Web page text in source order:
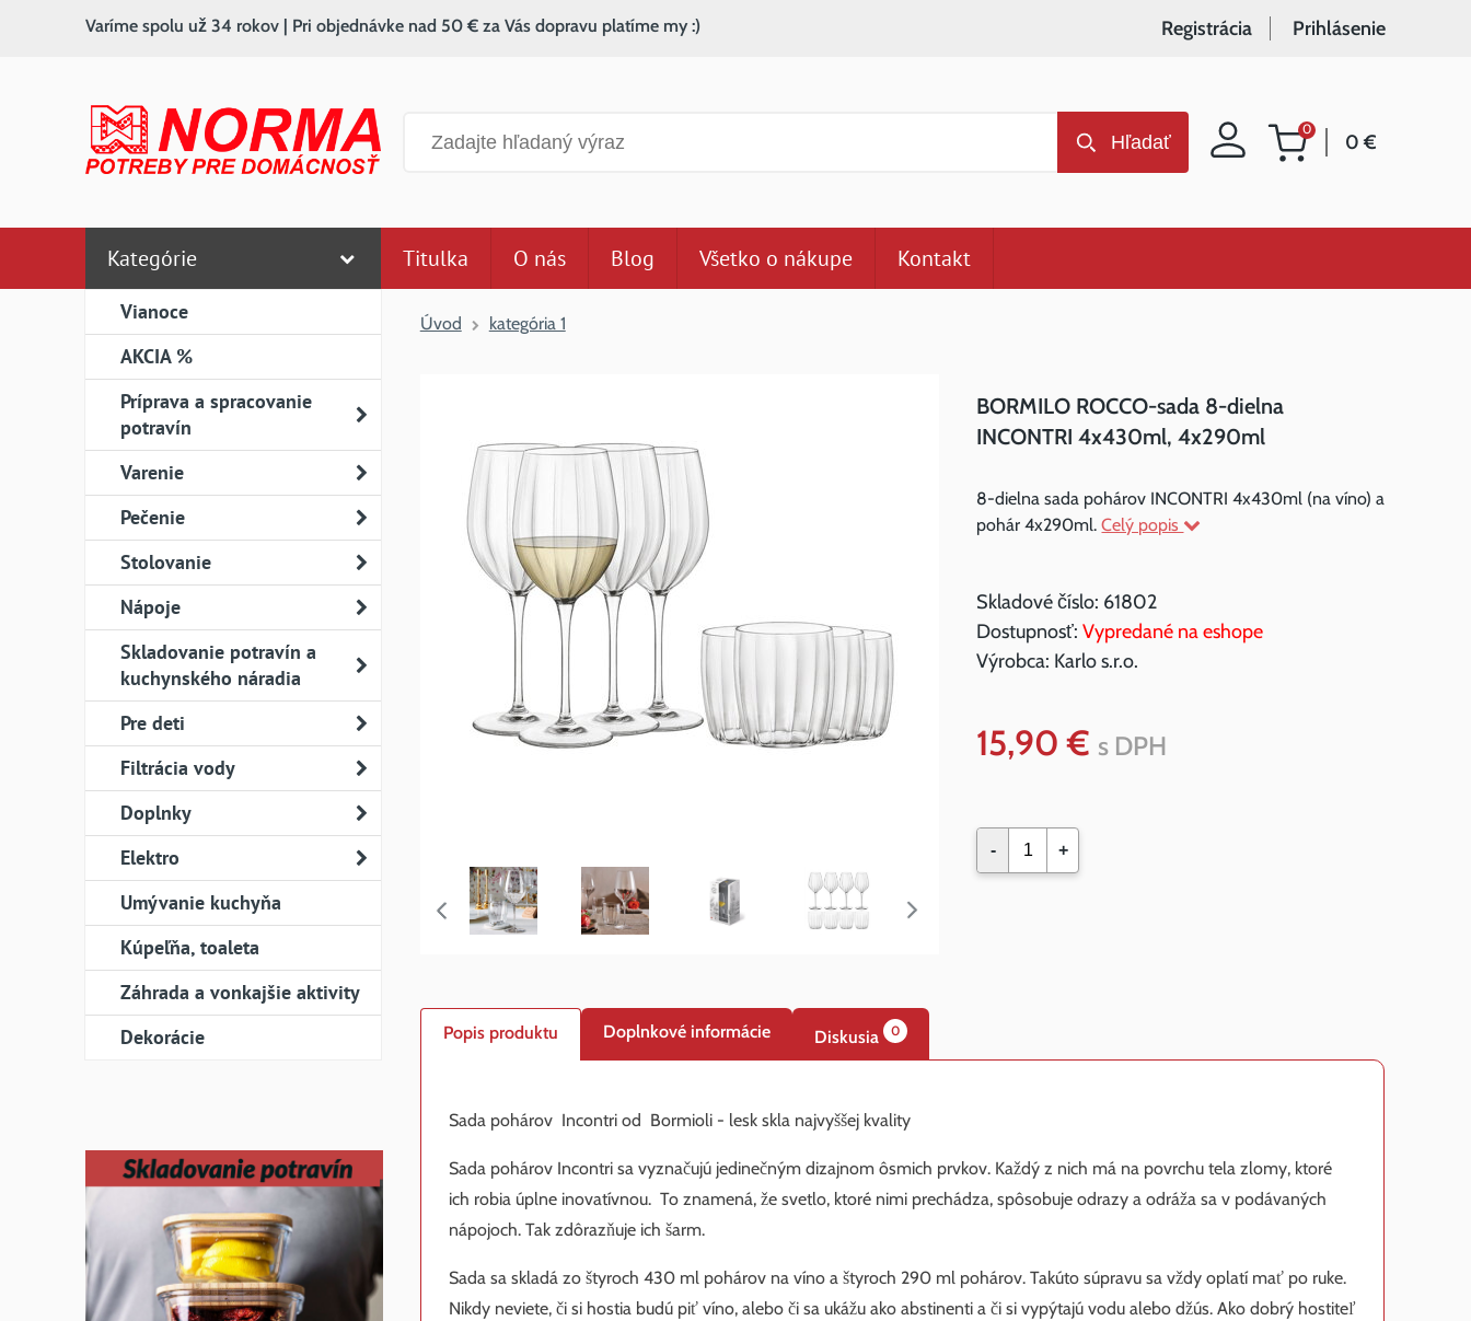
Nákupný
0
0 €
Hľadať
Varíme spolu už 34 rokov | Pri objednávke nad 50 € za Vás dopravu platíme my :) Registrácia Prihlásenie
Kategórie
Vianoce
AKCIA %
Príprava a spracovanie
potravín
Varenie
Pečenie
Stolovanie
Nápoje
Skladovanie potravín a
kuchynského náradia
Pre deti
Filtrácia vody
Doplnky
Elektro
Umývanie kuchyňa
Kúpeľňa, toaleta
Záhrada a vonkajšie aktivity
Dekorácie
Titulka O nás Blog Všetko o nákupe Kontakt
Úvod kategória 1
BORMILO ROCCO-sada 8-dielna
INCONTRI 4x430ml, 4x290ml
8-dielna sada pohárov INCONTRI 4x430ml (na víno) a
pohár 4x290ml. Celý popis
Skladové číslo: 61802
Dostupnosť:Vypredané na eshope
Výrobca: Karlo s.r.o.
15,90 € s DPH
- +
Popis produktu Doplnkové informácie Diskusia 0
Sada pohárov Incontri od Bormioli - lesk skla najvyššej kvality
Sada pohárov Incontri sa vyznačujú jedinečným dizajnom ôsmich prvkov. Každý z nich má na povrchu tela zlomy, ktoré
ich robia úplne inovatívnou. To znamená, že svetlo, ktoré nimi prechádza, spôsobuje odrazy a odráža sa v podávaných
nápojoch. Tak zdôrazňuje ich šarm.
Sada sa skladá zo štyroch 430 ml pohárov na víno a štyroch 290 ml pohárov. Takúto súpravu sa vždy oplatí mať po ruke.
Nikdy neviete, či si hostia budú piť víno, alebo či sa ukážu ako abstinenti a či si vypýtajú vodu alebo džús. Ako dobrý hostiteľ